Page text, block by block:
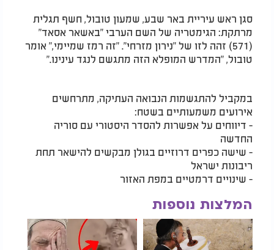
סגן ראש עיריית באר שבע, שמעון טובול, חשף תגלית
מרתקת: הגימטריה של השם הערבי "באשאר אסאד"
(571) זהה לזו של "נירון מזרחי". "זה רמז שמיימי," אומר
טובול, "המדרש המופלא הזה מתגשם לנגד עינינו."
במקביל להתגשמות הנבואה העתיקה, מתרחשים
אירועים משמעותיים בשטח:
- דיווחים על אפשרות להסדר היסטורי עם סוריה
החדשה
- שישה כפרים דרוזיים בגולן מבקשים להישאר תחת
ריבונות ישראל
- שינויים דרמטיים במפת האזור
המלצות נוספות